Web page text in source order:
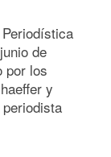
de
por los
y